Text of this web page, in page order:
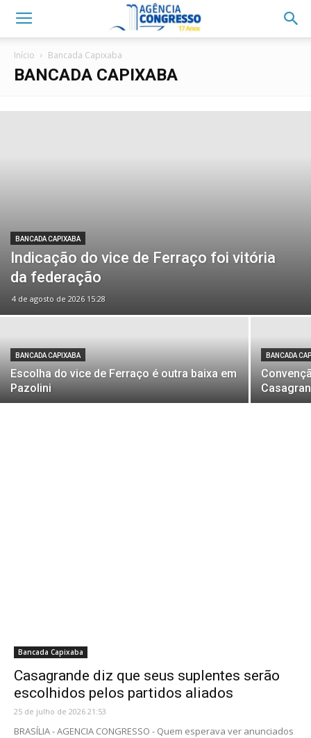
Início Bancada Capixaba
BANCADA CAPIXABA
BANCADA CAPIXABA
Indicação do vice de Ferraço foi vitória
da federação
4 de agosto de 2026 15:28
BANCADA CAPIXABA
Escolha do vice de Ferraço é outra baixa em
Pazolini
BANCADA
Bancada Capixaba
Casagrande diz que seus suplentes serão
escolhidos pelos partidos aliados
25 de julho de 2026 21:53
BRASÍLIA - AGENCIA CONGRESSO - Quem esperava ver anunciados